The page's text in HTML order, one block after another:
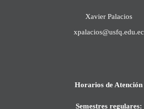
Xavier Palacios
xpalacios@usfq.edu.ec
Horarios de Atención
Semestres regulares: